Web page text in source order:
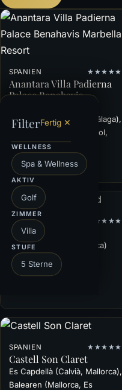
FilterFertig ✕
WELLNESS
Spa & Wellness
AKTIV
Golf
ZIMMER
Villa
STUFE
5 Sterne
SPANIEN ★★★★★
Anantara Villa Padierna
Palace Benahavis
Benahavís (Marbella, Málaga),
Andalusien (Costa del Sol,
Benahavís/Marbella)
Hotel entdecken →
SPANIEN ★★★★★
BLESS Hotel Madrid
Madrid (Barrio Salamanca)
SPANIEN ★★★★★
Castell Son Claret
Es Capdellà (Calvià, Mallorca),
Balearen (Mallorca, Es